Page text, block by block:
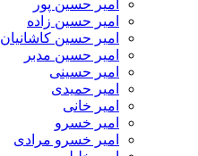
امیر حسین پور
امیر حسین زاده
امیر حسین کاشانیان
امیر حسین مدبر
امیر حسینی
امیر حمیدی
امیر خانی
امیر خسرو
امیر خسرو مرادی